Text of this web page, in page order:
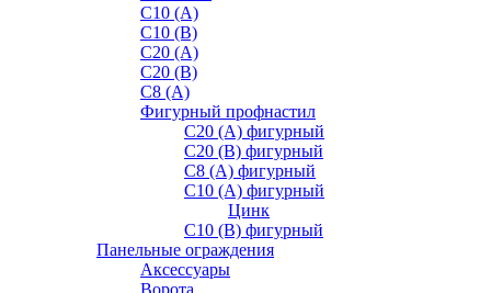
С10 (A)
С10 (В)
С20 (А)
С20 (В)
С8 (A)
Фигурный профнастил
С20 (A) фигурный
С20 (В) фигурный
С8 (A) фигурный
С10 (A) фигурный
Цинк
С10 (В) фигурный
Панельные ограждения
Аксессуары
Ворота